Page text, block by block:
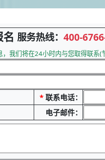
服务热线： 400-
我们将在24小时内与您取得联系(
* 联系电话：
电子邮件：